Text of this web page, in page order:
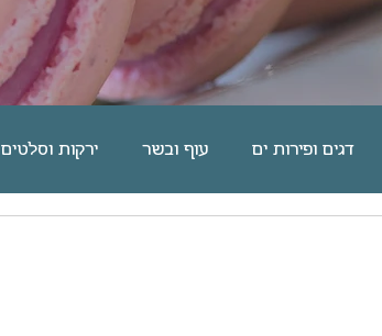
דגים ופירות ים עוף ובשר ירקות וסלטים